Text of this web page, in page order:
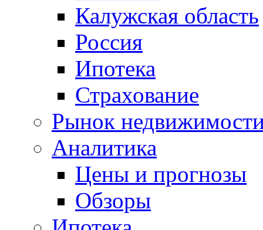
Калужская область
Россия
Ипотека
Страхование
Рынок
Аналитика
Цены и прогнозы
Обзоры